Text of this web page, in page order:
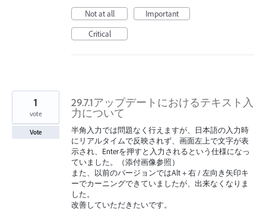
Not at all
Important
Critical
29.7.1アップデートにおけるテキスト入
力について
半角入力では問題なく行えますが、日本語の入力時
にリアルタイムで反映されず、画面左上で文字が表
示され、Enterを押すと入力されるという仕様になっ
ていました。（添付画像参照）
また、以前のバージョンではAlt + 右 / 左向き矢印キ
ーでカーニングできていましたが、出来なくなりま
した。
改善していただきたいです。
1
vote
Vote